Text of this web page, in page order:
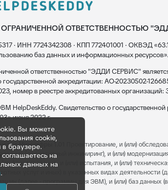
ОТВЕТСТВЕННОСТЬЮ
· ИНН 7724342308 · КПП 772401001 · ОКВЭД
баз данных и информационных ресурсов».
ответственностью "ЭДДИ СЕРВИС"
аккредитации: АО-20230502-
номер в реестре аккредитованных организаций:
HelpDeskEddy. Свидетельство о
июня 2022 г.
Минцифры 1.01
Проектирование, и (или)
(реверсивный инжиниринг), и (или)
тестирование, и (или) испытания, и (или)
услуг и иных) в указанных видах деятельности
(далее - программы для ЭВМ), и (или) баз данных
Вы можете
cookie,
в браузере.
на
данных на
.